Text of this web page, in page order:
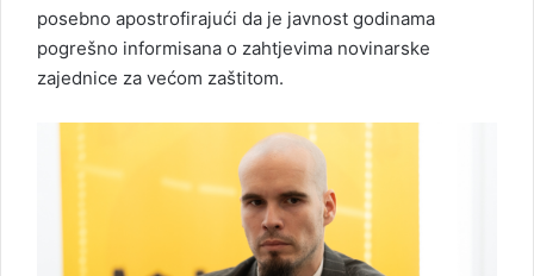
posebno apostrofirajući da je javnost godinama
pogrešno informisana o zahtjevima novinarske
zajednice za većom zaštitom.